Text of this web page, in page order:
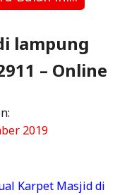
lampung
– Online
2019
Karpet Masjid di